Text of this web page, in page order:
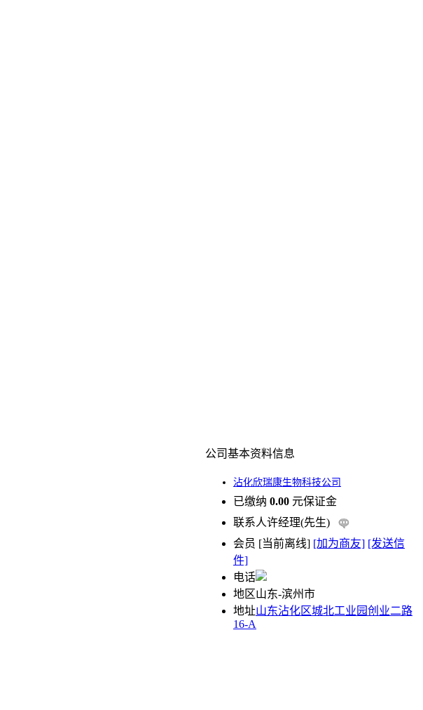
公司基本资料信息
沾化欣瑞康生物科技公司
已缴纳 0.00 元保证金
联系人许经理(先生)
会员 [当前离线] [加为商友] [发送信
件]
电话
地区山东-滨州市
地址山东沾化区城北工业园创业二路
16-A